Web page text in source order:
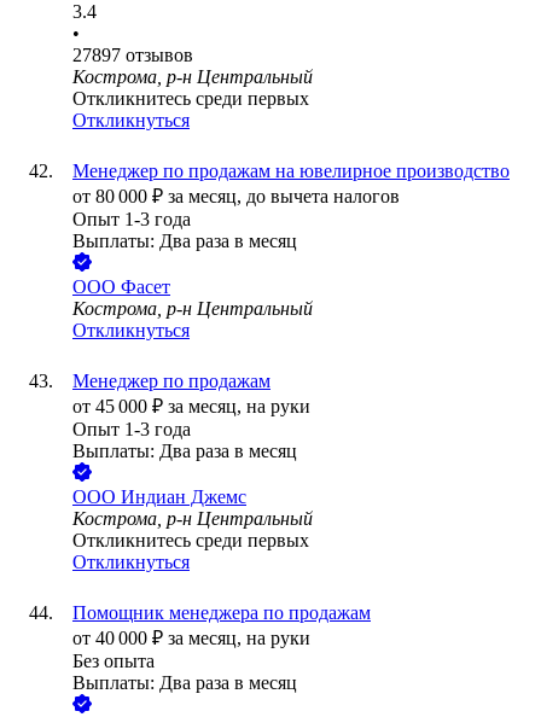
3.4
•
27897 отзывов
Кострома, р-н Центральный
Откликнитесь среди первых
Откликнуться
Менеджер по продажам на ювелирное производство
от 80 000 ₽ за месяц, до вычета налогов
Опыт 1-3 года
Выплаты: Два раза в месяц
ООО Фасет
Кострома, р-н Центральный
Откликнуться
Менеджер по продажам
от 45 000 ₽ за месяц, на руки
Опыт 1-3 года
Выплаты: Два раза в месяц
ООО Индиан Джемс
Кострома, р-н Центральный
Откликнитесь среди первых
Откликнуться
Помощник менеджера по продажам
от 40 000 ₽ за месяц, на руки
Без опыта
Выплаты: Два раза в месяц